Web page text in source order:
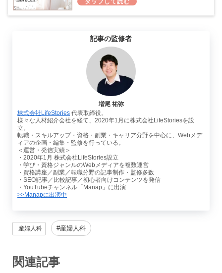
記事の監修者
増尾 祐弥
株式会社LifeStories 代表取締役。
様々な人材紹介会社を経て、2020年1月に株式会社LifeStoriesを設
立。
転職・スキルアップ・資格・副業・キャリア分野を中心に、Webメデ
ィアの企画・編集・監修を行っている。
＜運営・発信実績＞
・2020年1月 株式会社LifeStories設立
・学び・資格ジャンルのWebメディアを複数運営
・資格講座／副業／転職分野の記事制作・監修多数
・SEO記事／比較記事／初心者向けコンテンツを発信
・YouTubeチャンネル「Manap」に出演
>>Manapに出演中
産婦人科 産婦人科
関連記事